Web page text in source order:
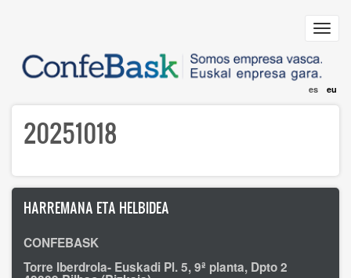
content
es eu
20251018
HARREMANA ETA HELBIDEA
CONFEBASK
Torre Iberdrola- Euskadi Pl. 5, 9ª planta, Dpto 2